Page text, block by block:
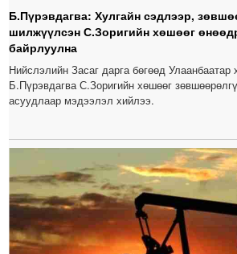
Б.Пүрэвдагва: Хулгайн сэдлээр,
шилжүүлсэн С.Зоригийн хөшөөг
байрлуулна
Нийслэлийн Засаг дарга бөгөөд Улаанбаатар
Б.Пүрэвдагва С.Зоригийн хөшөөг
асуудлаар мэдээлэл хийлээ.